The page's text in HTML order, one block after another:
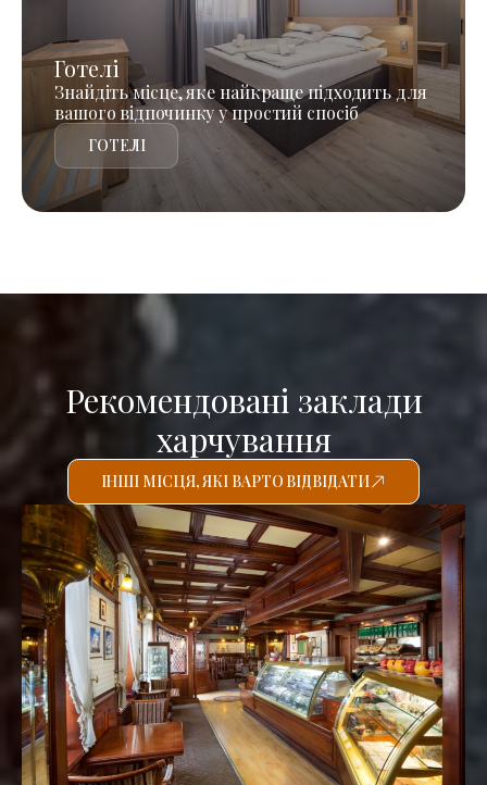
Готелі
Знайдіть місце, яке найкраще підходить для
вашого відпочинку у простий спосіб
ГОТЕЛІ
Рекомендовані заклади
харчування
ІНШІ МІСЦЯ, ЯКІ ВАРТО ВІДВІДАТИ